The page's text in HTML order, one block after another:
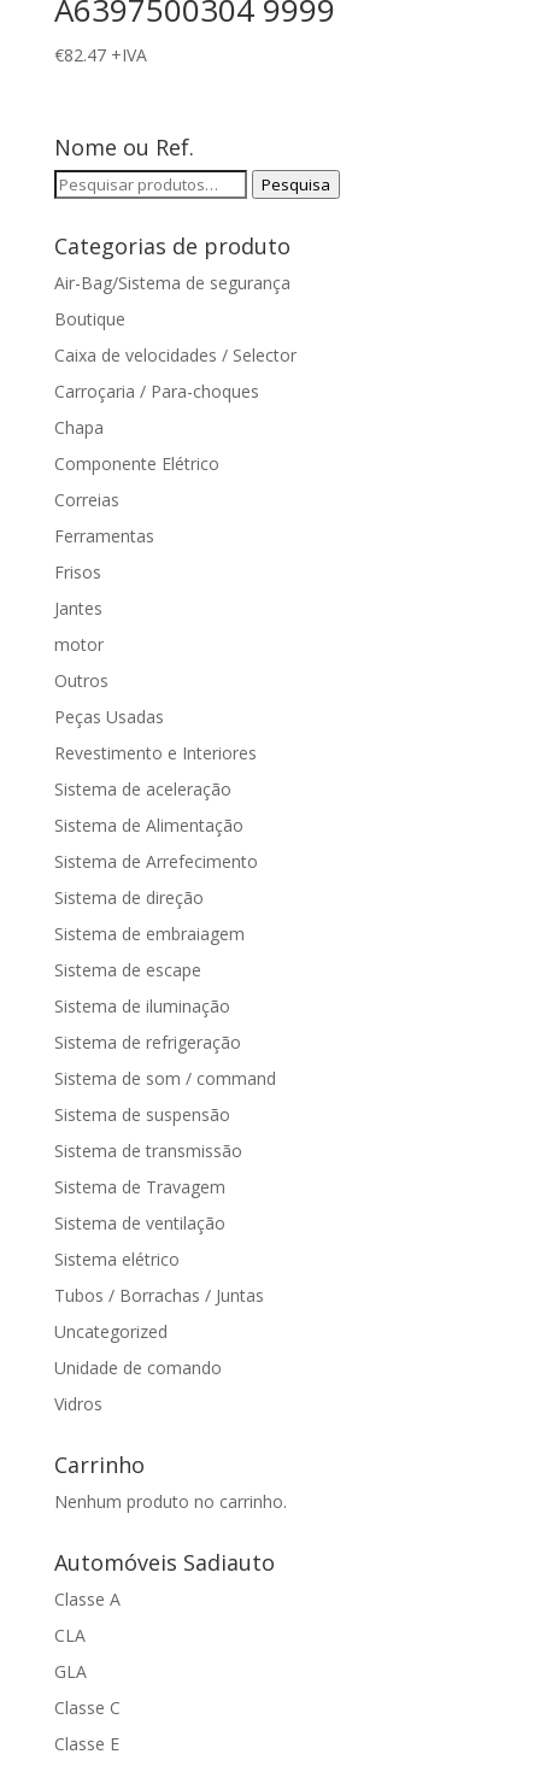
A6397500304 9999
€82.47 +IVA
Nome ou Ref.
Pesquisar
Pesquisa
Categorias de produto
Air-Bag/Sistema de segurança
Boutique
Caixa de velocidades / Selector
Carroçaria / Para-choques
Chapa
Componente Elétrico
Correias
Ferramentas
Frisos
Jantes
motor
Outros
Peças Usadas
Revestimento e Interiores
Sistema de aceleração
Sistema de Alimentação
Sistema de Arrefecimento
Sistema de direção
Sistema de embraiagem
Sistema de escape
Sistema de iluminação
Sistema de refrigeração
Sistema de som / command
Sistema de suspensão
Sistema de transmissão
Sistema de Travagem
Sistema de ventilação
Sistema elétrico
Tubos / Borrachas / Juntas
Uncategorized
Unidade de comando
Vidros
Carrinho
Nenhum produto no carrinho.
Automóveis Sadiauto
Classe A
CLA
GLA
Classe C
Classe E